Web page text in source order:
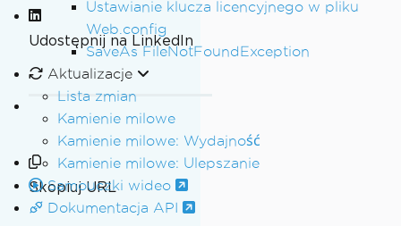
Ustawianie klucza licencyjnego w pliku
Web.config
SaveAs FileNotFoundException
Aktualizacje
Lista zmian
Kamienie milowe
Kamienie milowe: Wydajność
Kamienie milowe: Ulepszanie
Samouczki wideo
Dokumentacja API
Udostępnij na LinkedIn
Skopiuj URL